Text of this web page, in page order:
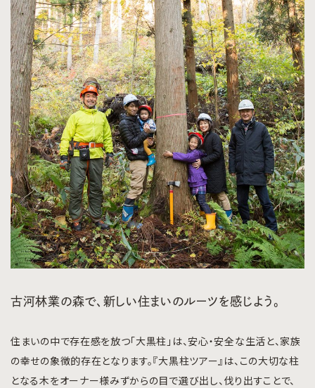
古河林業の森で、新しい住まいのルーツを感じよう。
住まいの中で存在感を放つ「大黒柱」は、安心・安全な生活と、家族
の幸せの象徴的存在となります。『大黒柱ツアー』は、この大切な柱
となる木をオーナー様みずからの目で選び出し、伐り出すことで、